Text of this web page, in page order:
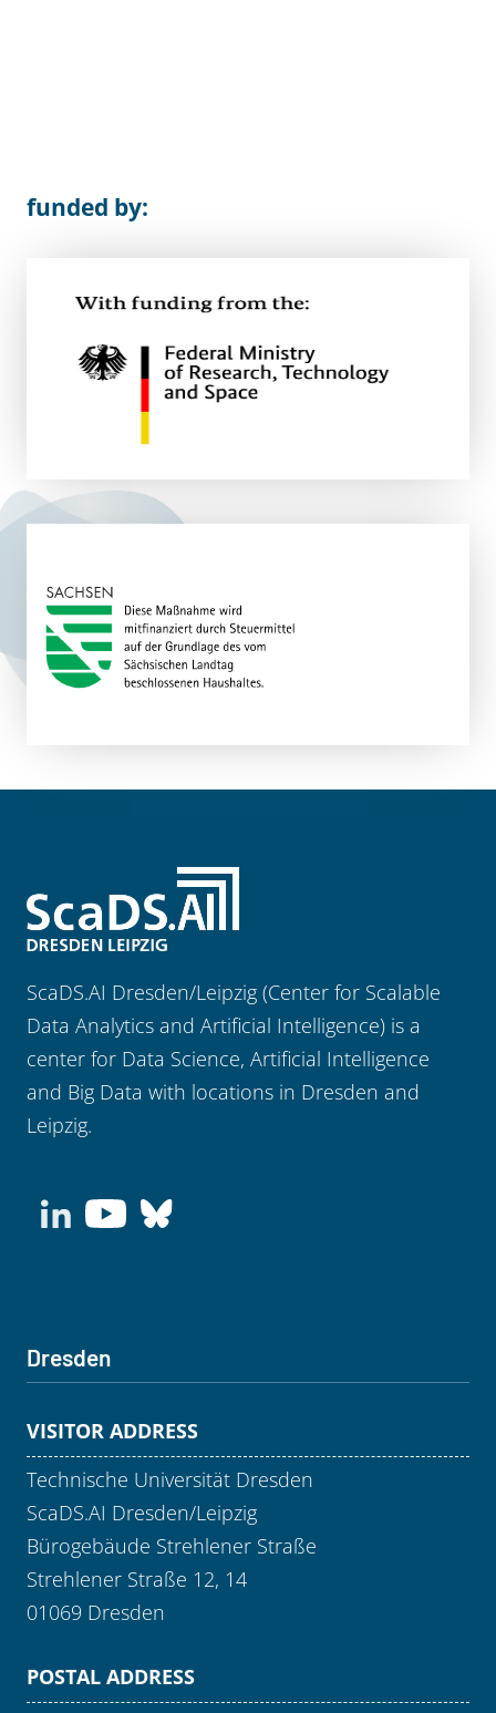
funded by:
ScaDS.AI Dresden/Leipzig (Center for Scalable
Data Analytics and Artificial Intelligence) is a
center for Data Science, Artificial Intelligence
and Big Data with locations in Dresden and
Leipzig.
Dresden
VISITOR ADDRESS
Technische Universität Dresden
ScaDS.AI Dresden/Leipzig
Bürogebäude Strehlener Straße
Strehlener Straße 12, 14
01069 Dresden
POSTAL ADDRESS